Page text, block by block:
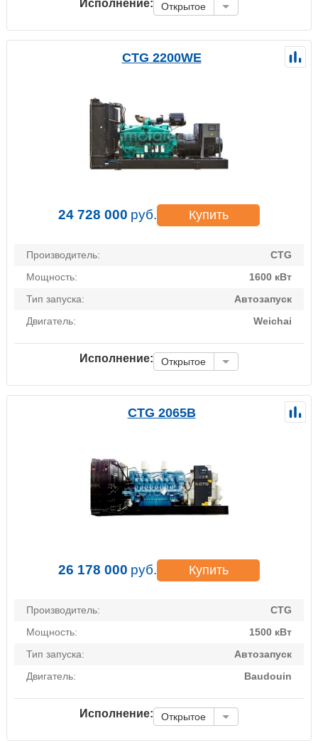
Исполнение: Открытое
CTG 2200WE
24 728 000 руб. Купить
Производитель:
CTG
Мощность:
1600 кВт
Тип запуска:
Автозапуск
Двигатель:
Weichai
Исполнение: Открытое
CTG 2065B
26 178 000 руб. Купить
Производитель:
CTG
Мощность:
1500 кВт
Тип запуска:
Автозапуск
Двигатель:
Baudouin
Исполнение: Открытое